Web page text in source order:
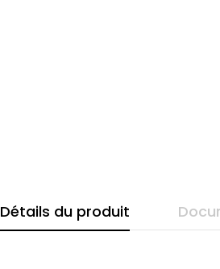
Détails du produit